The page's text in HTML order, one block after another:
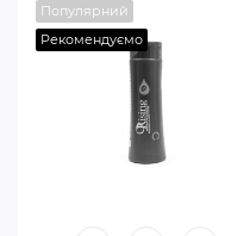
Популярний
Рекомендуємо